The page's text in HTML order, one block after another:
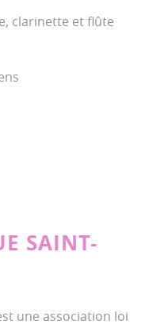
clarinette et flûte
SAINT-
une association loi